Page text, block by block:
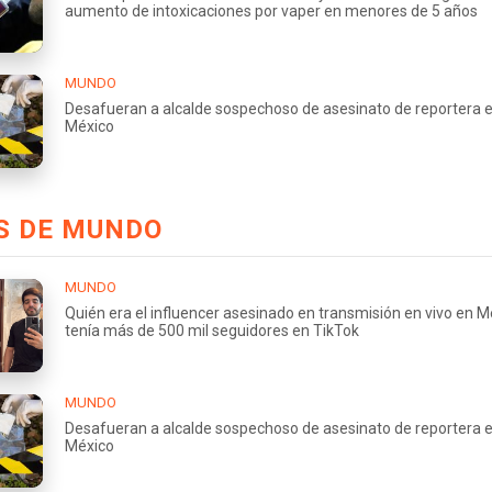
aumento de intoxicaciones por vaper en menores de 5 años
MUNDO
Desafueran a alcalde sospechoso de asesinato de reportera
México
DE MUNDO
MUNDO
Quién era el influencer asesinado en transmisión en vivo en
tenía más de 500 mil seguidores en TikTok
MUNDO
Desafueran a alcalde sospechoso de asesinato de reportera
México